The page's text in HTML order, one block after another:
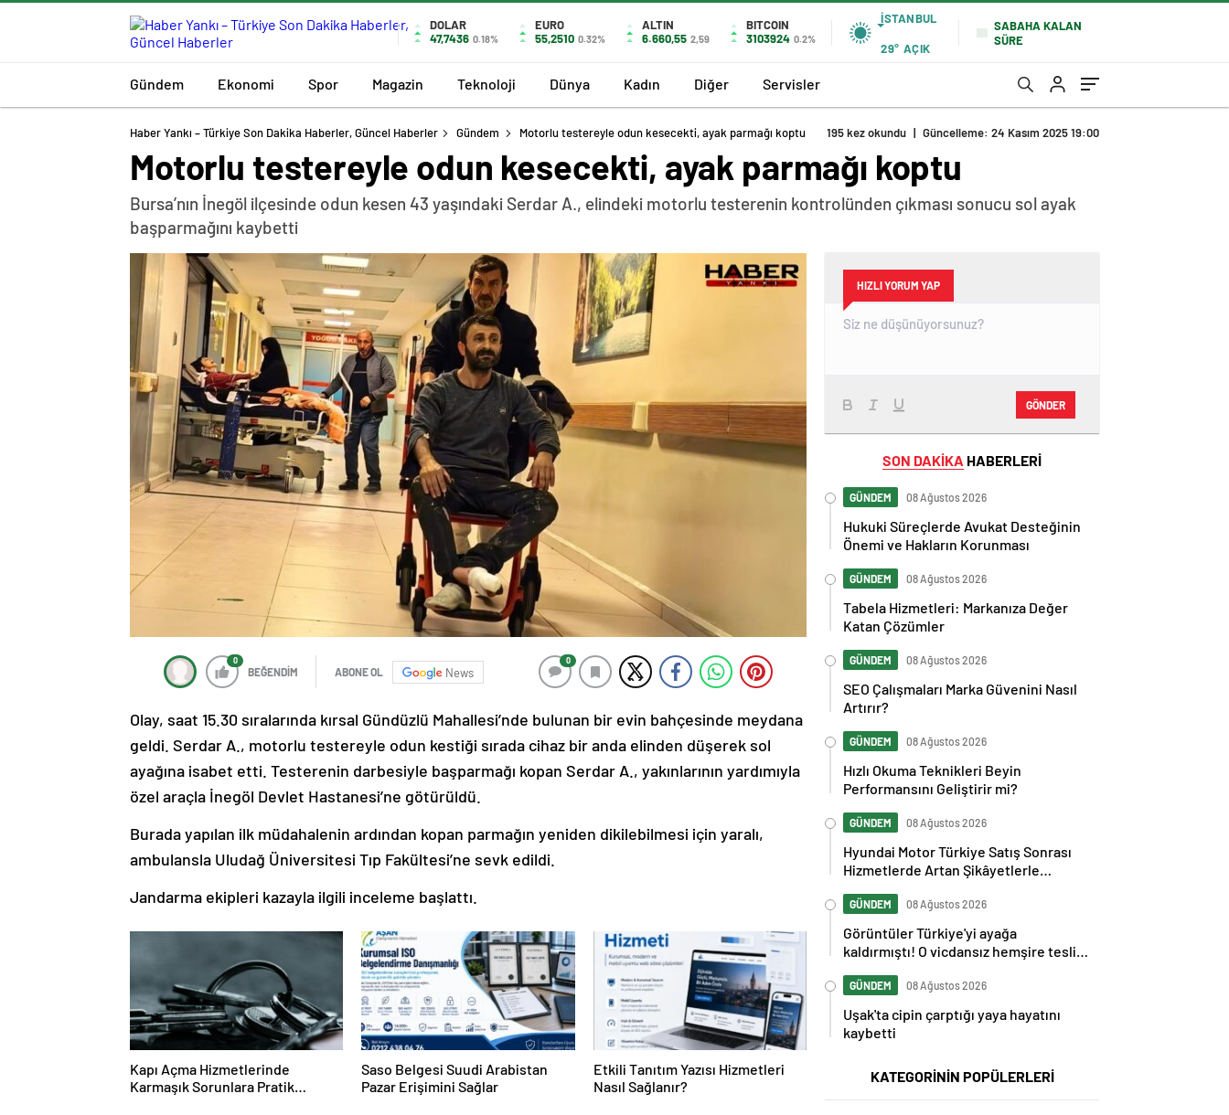
DOLAR
47,7436 0.18%
EURO
55,2510 0.32%
ALTIN
6.660,55 2,59
BITCOIN
3103924 0.2%
İSTANBUL
29° AÇIK
SABAHA KALAN
SÜRE
Gündem Ekonomi Spor Magazin Teknoloji Dünya Kadın Diğer Servisler
Haber Yankı – Türkiye Son Dakika Haberler, Güncel Haberler Gündem Motorlu testereyle odun kesecekti, ayak parmağı koptu 195 kez okundu | Güncelleme: 24 Kasım 2025 19:00
Motorlu testereyle odun kesecekti, ayak parmağı koptu
Bursa’nın İnegöl ilçesinde odun kesen 43 yaşındaki Serdar A., elindeki motorlu testerenin kontrolünden çıkması sonucu sol ayak
başparmağını kaybetti
0
BEĞENDİM ABONE OL News
0
Olay, saat 15.30 sıralarında kırsal Gündüzlü Mahallesi’nde bulunan bir evin bahçesinde meydana
geldi. Serdar A., motorlu testereyle odun kestiği sırada cihaz bir anda elinden düşerek sol
ayağına isabet etti. Testerenin darbesiyle başparmağı kopan Serdar A., yakınlarının yardımıyla
özel araçla İnegöl Devlet Hastanesi’ne götürüldü.
Burada yapılan ilk müdahalenin ardından kopan parmağın yeniden dikilebilmesi için yaralı,
ambulansla Uludağ Üniversitesi Tıp Fakültesi’ne sevk edildi.
Jandarma ekipleri kazayla ilgili inceleme başlattı.
Kapı Açma Hizmetlerinde
Karmaşık Sorunlara Pratik
Saso Belgesi Suudi Arabistan
Pazar Erişimini Sağlar
Etkili Tanıtım Yazısı Hizmetleri
Nasıl Sağlanır?
HIZLI YORUM YAP
GÖNDER
SON DAKİKA HABERLERİ
GÜNDEM 08 Ağustos 2026
Hukuki Süreçlerde Avukat Desteğinin
Önemi ve Hakların Korunması
GÜNDEM 08 Ağustos 2026
Tabela Hizmetleri: Markanıza Değer
Katan Çözümler
GÜNDEM 08 Ağustos 2026
SEO Çalışmaları Marka Güvenini Nasıl
Artırır?
GÜNDEM 08 Ağustos 2026
Hızlı Okuma Teknikleri Beyin
Performansını Geliştirir mi?
GÜNDEM 08 Ağustos 2026
Hyundai Motor Türkiye Satış Sonrası
Hizmetlerde Artan Şikâyetlerle
GÜNDEM 08 Ağustos 2026
Görüntüler Türkiye'yi ayağa
kaldırmıştı! O vicdansız hemşire teslim
GÜNDEM 08 Ağustos 2026
Uşak'ta cipin çarptığı yaya hayatını
kaybetti
KATEGORİNİN POPÜLERLERİ